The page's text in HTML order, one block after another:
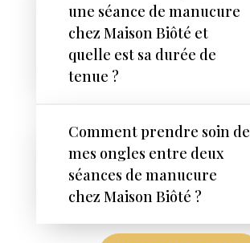
une séance de manucure
chez Maison Biôté et
quelle est sa durée de
tenue ?
Comment prendre soin de
mes ongles entre deux
séances de manucure
chez Maison Biôté ?